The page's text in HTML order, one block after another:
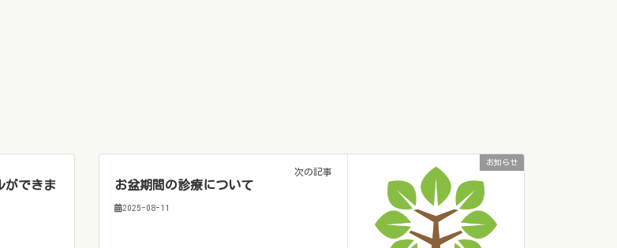
ができま
お知らせ
次の記事
お盆期間の診療について
2025-08-11